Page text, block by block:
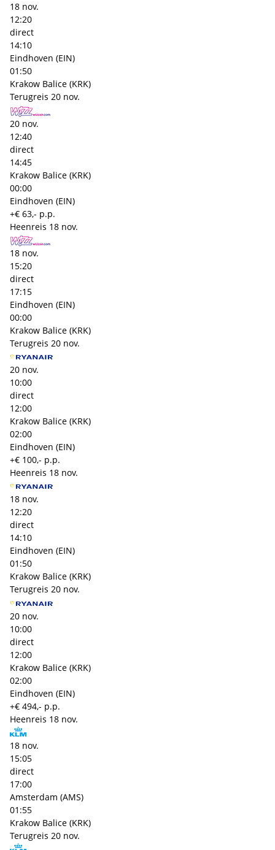
18 nov.
12:20
direct
14:10
Eindhoven (EIN)
01:50
Krakow Balice (KRK)
Terugreis 20 nov.
20 nov.
12:40
direct
14:45
Krakow Balice (KRK)
00:00
Eindhoven (EIN)
+€ 63,- p.p.
Heenreis 18 nov.
18 nov.
15:20
direct
17:15
Eindhoven (EIN)
00:00
Krakow Balice (KRK)
Terugreis 20 nov.
20 nov.
10:00
direct
12:00
Krakow Balice (KRK)
02:00
Eindhoven (EIN)
+€ 100,- p.p.
Heenreis 18 nov.
18 nov.
12:20
direct
14:10
Eindhoven (EIN)
01:50
Krakow Balice (KRK)
Terugreis 20 nov.
20 nov.
10:00
direct
12:00
Krakow Balice (KRK)
02:00
Eindhoven (EIN)
+€ 494,- p.p.
Heenreis 18 nov.
18 nov.
15:05
direct
17:00
Amsterdam (AMS)
01:55
Krakow Balice (KRK)
Terugreis 20 nov.